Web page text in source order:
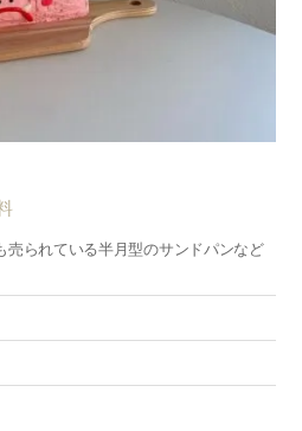
売られている半月型のサンドパンなど